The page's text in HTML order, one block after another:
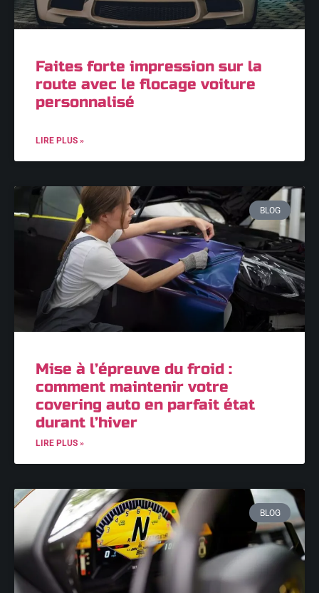
Faites forte impression sur la
route avec le flocage voiture
personnalisé
LIRE PLUS »
BLOG
Mise à l’épreuve du froid :
comment maintenir votre
covering auto en parfait état
durant l’hiver
LIRE PLUS »
BLOG